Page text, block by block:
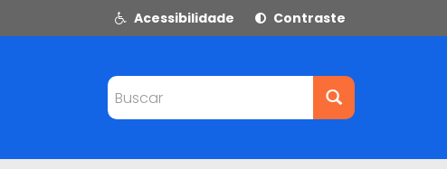
Acessibilidade Contraste
Buscar